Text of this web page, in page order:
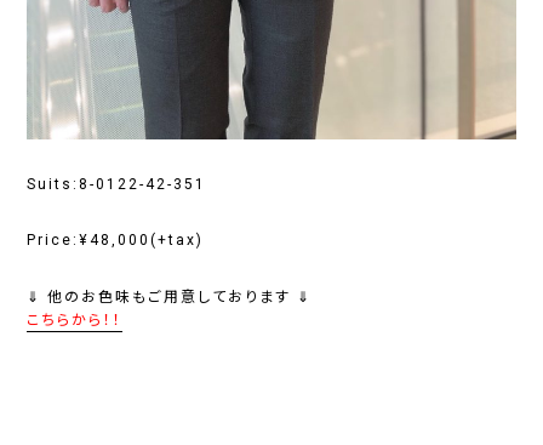
Suits:8-0122-42-351
Price:¥48,000(+tax)
⇓ 他のお色味もご用意しております ⇓
こちらから！！